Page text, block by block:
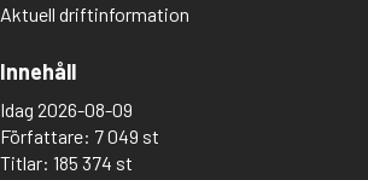
Aktuell driftinformation
Innehåll
Idag 2026-08-09
Författare: 7 049 st
Titlar: 185 374 st